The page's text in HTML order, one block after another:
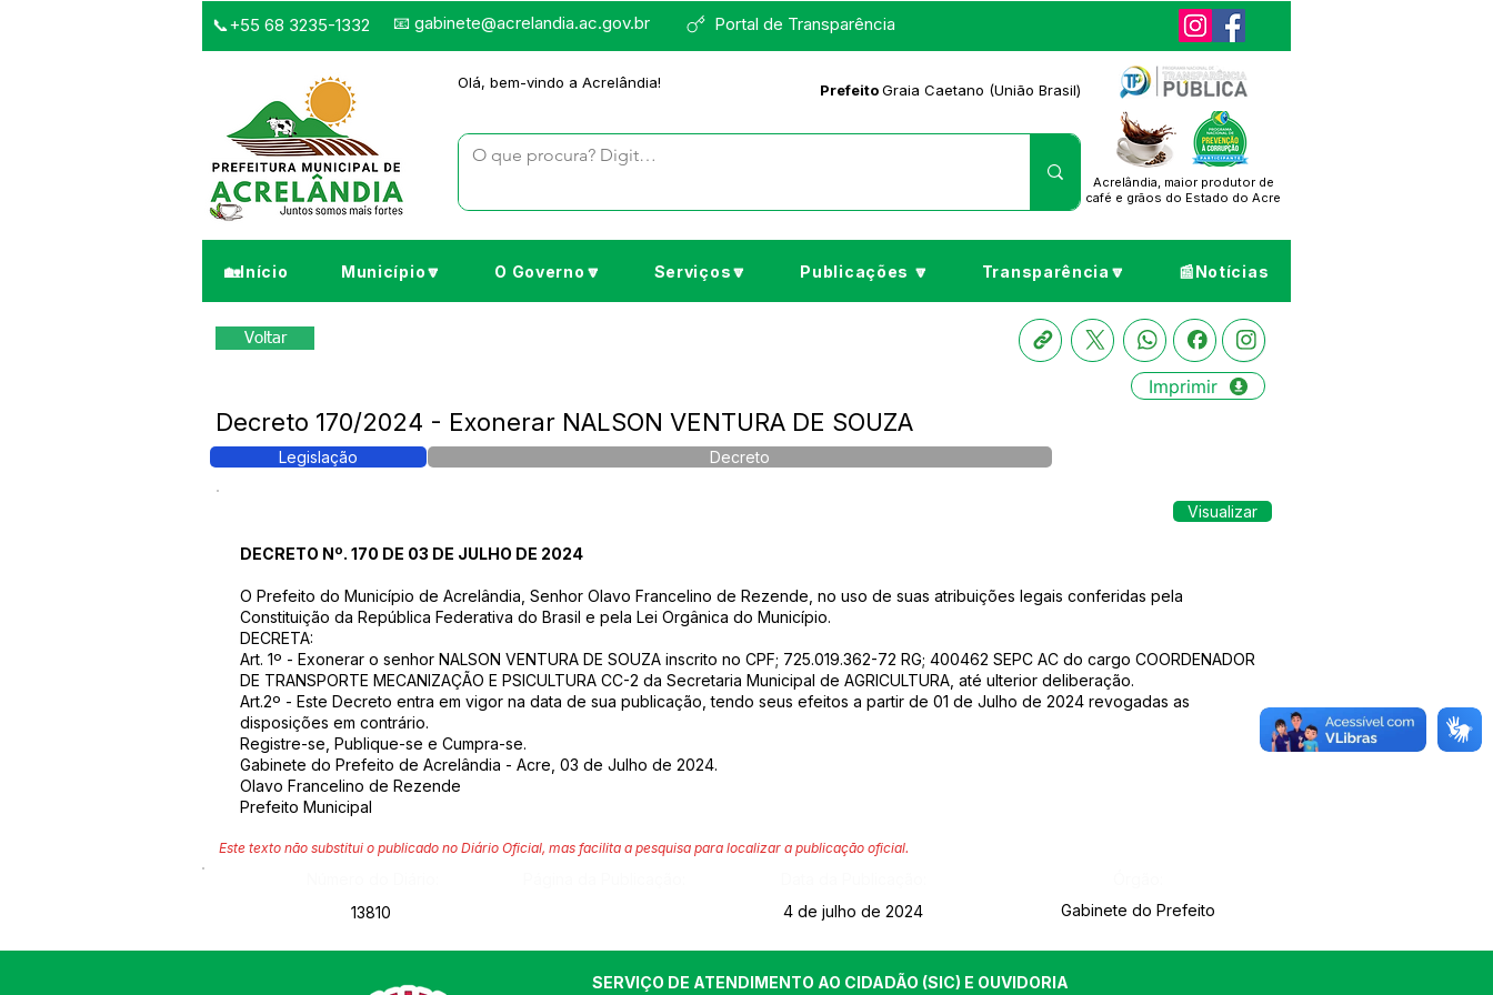
Portal de Transparência
📞+55 68 3235-1332 📧 gabinete@acrelandia.ac.gov.br
Olá, bem-vindo a Acrelândia! PrefeitoGraia Caetano (União Brasil)
Acrelândia, maior produtor de
café e grãos do Estado do Acre
🏡Início Município🔽 O Governo🔽 Serviços🔽 Publicações 🔽 Transparência🔽 📰Notícias
Voltar
Imprimir
Decreto 170/2024 - Exonerar NALSON VENTURA DE SOUZA
Legislação Decreto
Visualizar
DECRETO Nº. 170 DE 03 DE JULHO DE 2024
O Prefeito do Município de Acrelândia, Senhor Olavo Francelino de Rezende, no uso de suas atribuições legais conferidas pela
Constituição da República Federativa do Brasil e pela Lei Orgânica do Município.
DECRETA:
Art. 1º - Exonerar o senhor NALSON VENTURA DE SOUZA inscrito no CPF; 725.019.362-72 RG; 400462 SEPC AC do cargo COORDENADOR
DE TRANSPORTE MECANIZAÇÃO E PSICULTURA CC-2 da Secretaria Municipal de AGRICULTURA, até ulterior deliberação.
Art.2º - Este Decreto entra em vigor na data de sua publicação, tendo seus efeitos a partir de 01 de Julho de 2024 revogadas as
disposições em contrário.
Registre-se, Publique-se e Cumpra-se.
Gabinete do Prefeito de Acrelândia - Acre, 03 de Julho de 2024.
Olavo Francelino de Rezende
Prefeito Municipal
Este texto não substitui o publicado no Diário Oficial, mas facilita a pesquisa para localizar a publicação oficial.
13810
4 de julho de 2024 Gabinete do Prefeito
SERVIÇO DE ATENDIMENTO AO CIDADÃO (SIC) E OUVIDORIA